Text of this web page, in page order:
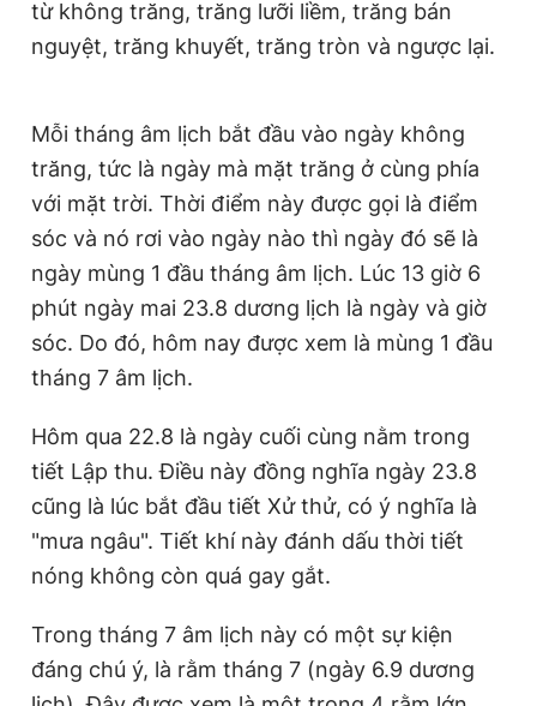
Phó tổng biên tập: Lâm Hiếu Dũng
Phó tổng biên tập: Trần Việt Hưng
Tổng thư ký tòa soạn: Đức Trung
© 2003-2026 Bản quyền thuộc về Báo Thanh Niên. Cấm sao
chép dưới mọi hình thức nếu không có sự chấp thuận bằng văn
bản. Phát triển bởi ePi Technologies, JSC.
từ không trăng, trăng lưỡi liềm, trăng bán
nguyệt, trăng khuyết, trăng tròn và ngược lại.
Mỗi tháng âm lịch bắt đầu vào ngày không
trăng, tức là ngày mà mặt trăng ở cùng phía
với mặt trời. Thời điểm này được gọi là điểm
sóc và nó rơi vào ngày nào thì ngày đó sẽ là
ngày mùng 1 đầu tháng âm lịch. Lúc 13 giờ 6
phút ngày mai 23.8 dương lịch là ngày và giờ
sóc. Do đó, hôm nay được xem là mùng 1 đầu
tháng 7 âm lịch.
Hôm qua 22.8 là ngày cuối cùng nằm trong
tiết Lập thu. Điều này đồng nghĩa ngày 23.8
cũng là lúc bắt đầu tiết Xử thử, có ý nghĩa là
"mưa ngâu". Tiết khí này đánh dấu thời tiết
nóng không còn quá gay gắt.
Trong tháng 7 âm lịch này có một sự kiện
đáng chú ý, là rằm tháng 7 (ngày 6.9 dương